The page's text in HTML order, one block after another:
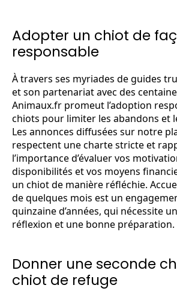
Adopter un chiot de
responsable
À travers ses myriades de guides
et son partenariat avec des
Animaux.fr promeut l’adoption
chiots pour limiter les abandons et
Les annonces diffusées sur notre
respectent une charte stricte et
l’importance d’évaluer vos
disponibilités et vos moyens
un chiot de manière réfléchie.
de quelques mois est un
quinzaine d’années, qui nécessite
réflexion et une bonne préparation.
Donner une seconde
chiot de refuge